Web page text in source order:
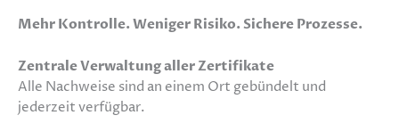
Mehr Kontrolle. Weniger Risiko. Sichere Prozesse.
Zentrale Verwaltung aller Zertifikate
Alle Nachweise sind an einem Ort gebündelt und
jederzeit verfügbar.